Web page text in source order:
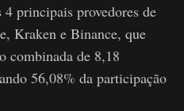
principais provedores de
Kraken e Binance, que
combinada de 8,18
56,08% da participação